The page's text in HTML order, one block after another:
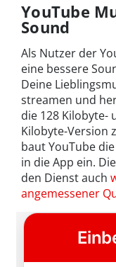
YouTube
Sound
Als Nutzer der
eine bessere
Deine
streamen und
die 128 Kilobyte-
Kilobyte-Version
baut YouTube
in die App ein.
den Dienst auch
angemessener